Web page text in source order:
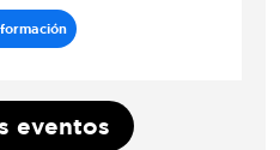
eventos